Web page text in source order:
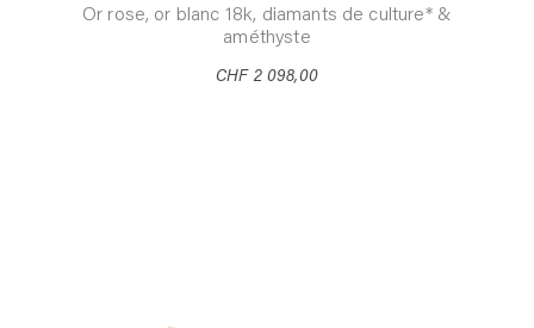
Or rose, or blanc 18k, diamants de culture* &
améthyste
CHF 2 098,00